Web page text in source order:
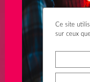
Ce site
sur ceux